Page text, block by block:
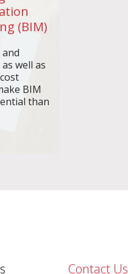
(BIM)
well as
BIM
than
Contact Us